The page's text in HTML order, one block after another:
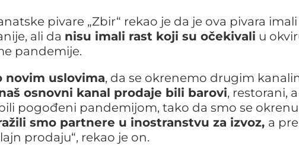
pivare „Zbir“ rekao je da je ova pivara
ali da nisu imali rast koji su očekivali u
pandemije.
novim uslovima, da se okrenemo drugim
osnovni kanal prodaje bili barovi, restorani, a
pogođeni pandemijom, tako da smo se
smo partnere u inostranstvu za izvoz, a pre
prodaju“, rekao je on.